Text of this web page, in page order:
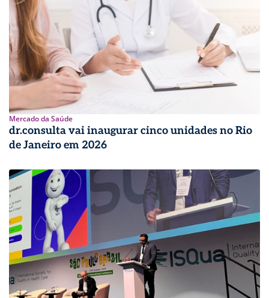
Mercado da Saúde
dr.consulta vai inaugurar cinco unidades no Rio
de Janeiro em 2026